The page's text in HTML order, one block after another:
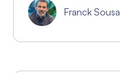
Franck Sousa